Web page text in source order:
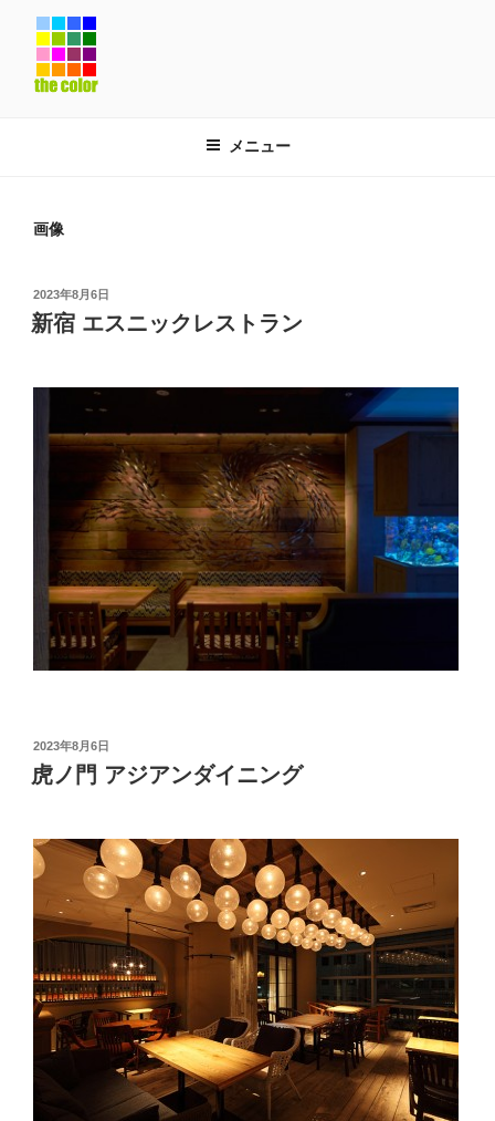
メニュー
画像
投
稿
日:
2023年8月6日
新宿 エスニックレストラン
投
稿
日:
2023年8月6日
虎ノ門 アジアンダイニング